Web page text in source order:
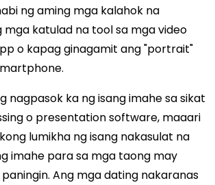
ng aming mga kalahok na
mga katulad na tool sa mga video
o kapag ginagamit ang "portrait"
nagpasok ka ng isang imahe sa sikat
o presentation software, maaari
lumikha ng isang nakasulat na
imahe para sa mga taong may
Ang mga dating nakaranas